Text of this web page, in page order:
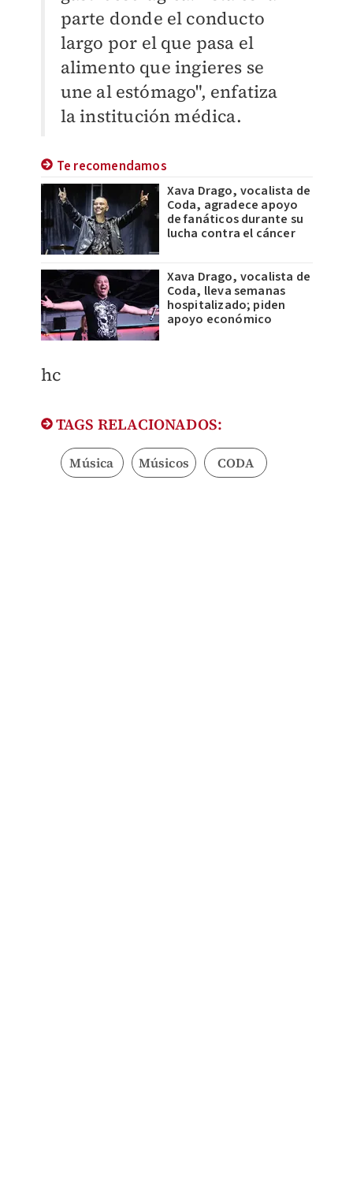
parte donde el conducto
largo por el que pasa el
alimento que ingieres se
une al estómago", enfatiza
la institución médica.
Te recomendamos
Xava Drago, vocalista de
Coda, agradece apoyo
de fanáticos durante su
lucha contra el cáncer
Xava Drago, vocalista de
Coda, lleva semanas
hospitalizado; piden
apoyo económico
hc
TAGS RELACIONADOS:
Música Músicos CODA